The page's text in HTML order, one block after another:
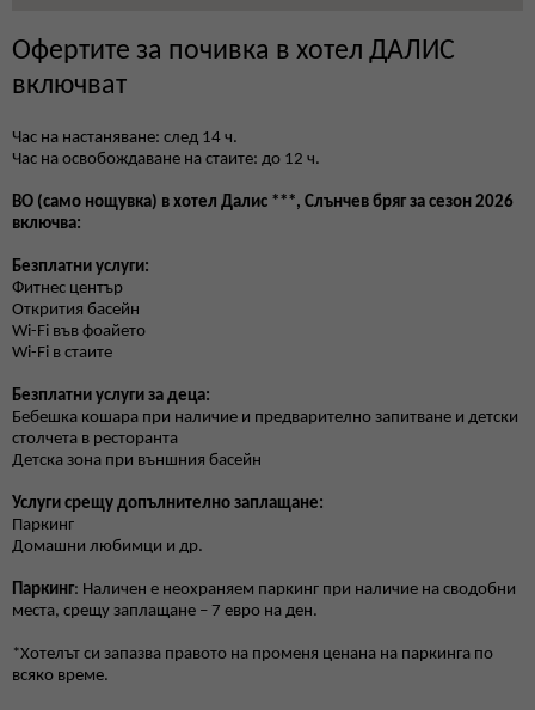
Офертите за почивка в хотел ДАЛИС
включват
Час на настаняване: след 14 ч.
Час на освобождаване на стаите: до 12 ч.
BO (само нощувка) в хотел Далис ***, Слънчев бряг за сезон 2026
включва:
Безплатни услуги:
Фитнес център
Открития басейн
Wi-Fi във фоайето
Wi-Fi в стаите
Безплатни услуги за деца:
Бебешка кошара при наличие и предварително запитване и детски
столчета в ресторанта
Детска зона при външния басейн
Услуги срещу допълнително заплащане:
Паркинг
Домашни любимци и др.
Паркинг: Наличен е неохраняем паркинг при наличие на сводобни
места, срещу заплащане – 7 евро на ден.
*Хотелът си запазва правото на променя ценана на паркинга по
всяко време.